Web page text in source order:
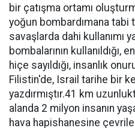
bir çatışma ortamı
yoğun bombardımana tabi
savaşlarda dahi kullanımı
bombalarının kullanıldığı,
hiçe sayıldığı, insanlık
Filistin'de, Israil tarihe bir
yazdırmıştır.41 km
alanda 2 milyon insanın
hava hapishanesine